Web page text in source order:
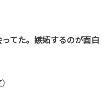
ってた。嫉妬するのが面白